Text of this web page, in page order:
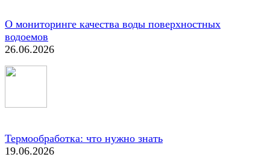
О мониторинге качества воды поверхностных
водоемов
26.06.2026
Термообработка: что нужно знать
19.06.2026